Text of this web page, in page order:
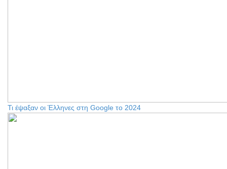
Τι έψαξαν οι Έλληνες στη Google το 2024